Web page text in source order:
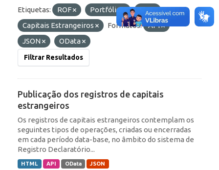
Etiquetas: ROF Portfólio
IED
Capitais Estrangeiros
Formatos:
API
JSON
OData
Filtrar Resultados
Publicação dos registros de capitais
estrangeiros
Os registros de capitais estrangeiros contemplam os
seguintes tipos de operações, criadas ou encerradas
em cada período data-base, no âmbito do sistema de
Registro Declaratório...
HTML API OData JSON